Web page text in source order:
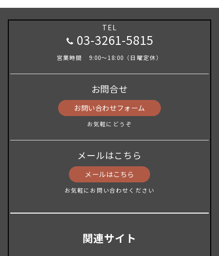
TEL
03-3261-5815
営業時間 9:00～18:00（日曜定休）
お問合せ
お問い合わせフォーム
お気軽にどうぞ
メールはこちら
メールはこちら
お気軽にお問い合わせください
関連サイト